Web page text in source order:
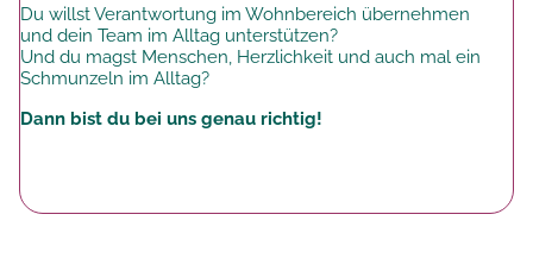
Du willst Verantwortung im Wohnbereich übernehmen
und dein Team im Alltag unterstützen?
Und du magst Menschen, Herzlichkeit und auch mal ein
Schmunzeln im Alltag?
Dann bist du bei uns genau richtig!